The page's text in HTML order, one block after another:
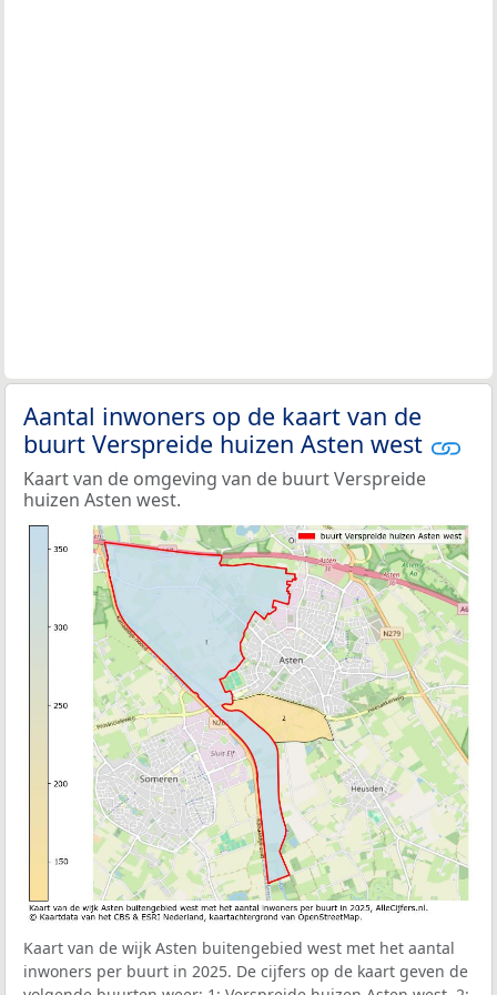
Aantal inwoners op de kaart van de
buurt Verspreide huizen Asten west
Kaart van de omgeving van de buurt Verspreide
huizen Asten west.
Kaart van de wijk Asten buitengebied west met het aantal
inwoners per buurt in 2025. De cijfers op de kaart geven de